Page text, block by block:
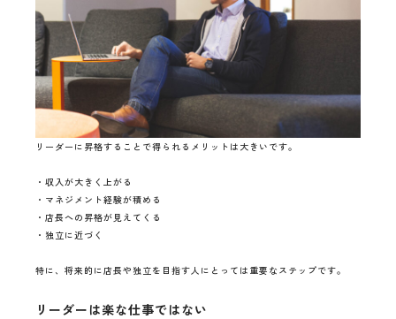
リーダーに昇格することで得られるメリットは大きいです。
・収入が大きく上がる
・マネジメント経験が積める
・店長への昇格が見えてくる
・独立に近づく
特に、将来的に店長や独立を目指す人にとっては重要なステップです。
リーダーは楽な仕事ではない